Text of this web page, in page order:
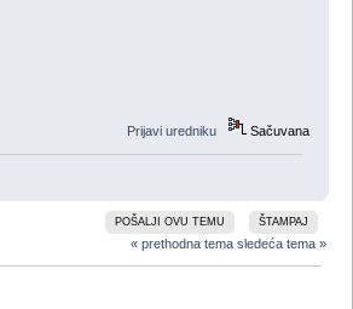
Prijavi uredniku Sačuvana
POŠALJI OVU TEMU ŠTAMPAJ
« prethodna tema sledeća tema »